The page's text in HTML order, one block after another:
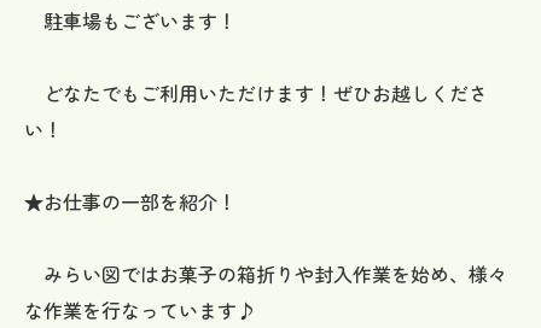
駐車場もございます！
どなたでもご利用いただけます！ぜひお越しくださ
い！
★お仕事の一部を紹介！
みらい図ではお菓子の箱折りや封入作業を始め、様々
な作業を行なっています♪